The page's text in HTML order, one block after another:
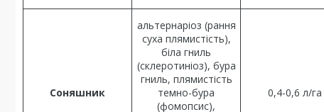
Соняшник
альтернаріоз (рання
суха плямистість),
біла гниль
(склеротиніоз), бура
гниль, плямистість
темно-бура
(фомопсис),
0,4-0,6 л/га